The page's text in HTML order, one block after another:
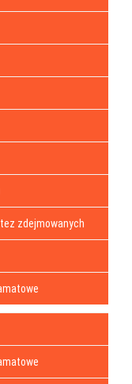
zdejmowanych